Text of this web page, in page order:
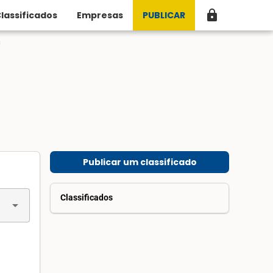
Empresas PUBLICAR lock
arrow_drop_down
Publicar um classificado
Classificados